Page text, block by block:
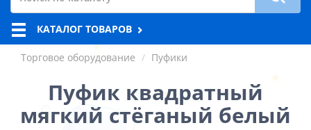
КАТАЛОГ ТОВАРОВ
Торговое оборудование Пуфики
Пуфик квадратный
мягкий стёганый белый